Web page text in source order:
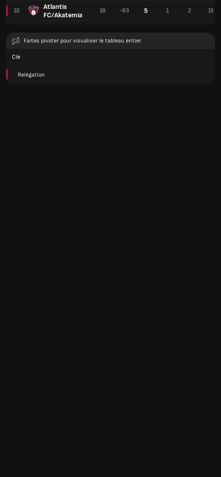
10
Atlantis
FC/Akatemia
18 -63 5 1 2 15
Faites pivoter pour visualiser le tableau entier
Clé
Relégation